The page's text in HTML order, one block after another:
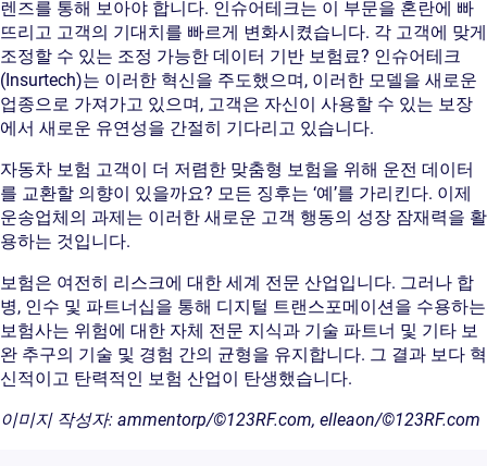
렌즈를 통해 보아야 합니다. 인슈어테크는 이 부문을 혼란에 빠
뜨리고 고객의 기대치를 빠르게 변화시켰습니다. 각 고객에 맞게
조정할 수 있는 조정 가능한 데이터 기반 보험료? 인슈어테크
(Insurtech)는 이러한 혁신을 주도했으며, 이러한 모델을 새로운
업종으로 가져가고 있으며, 고객은 자신이 사용할 수 있는 보장
에서 새로운 유연성을 간절히 기다리고 있습니다.
자동차 보험 고객이 더 저렴한 맞춤형 보험을 위해 운전 데이터
를 교환할 의향이 있을까요? 모든 징후는 ‘예’를 가리킨다. 이제
운송업체의 과제는 이러한 새로운 고객 행동의 성장 잠재력을 활
용하는 것입니다.
보험은 여전히 리스크에 대한 세계 전문 산업입니다. 그러나 합
병, 인수 및 파트너십을 통해 디지털 트랜스포메이션을 수용하는
보험사는 위험에 대한 자체 전문 지식과 기술 파트너 및 기타 보
완 추구의 기술 및 경험 간의 균형을 유지합니다. 그 결과 보다 혁
신적이고 탄력적인 보험 산업이 탄생했습니다.
이미지 작성자: ammentorp/©123RF.com, elleaon/©123RF.com